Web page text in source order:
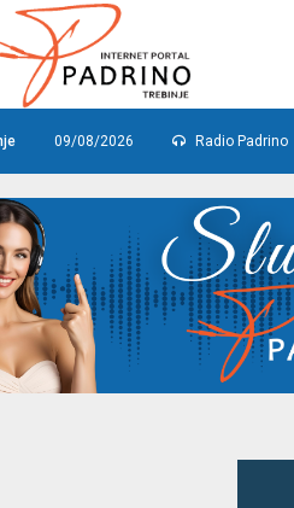
09/08/2026 Radio Padrino